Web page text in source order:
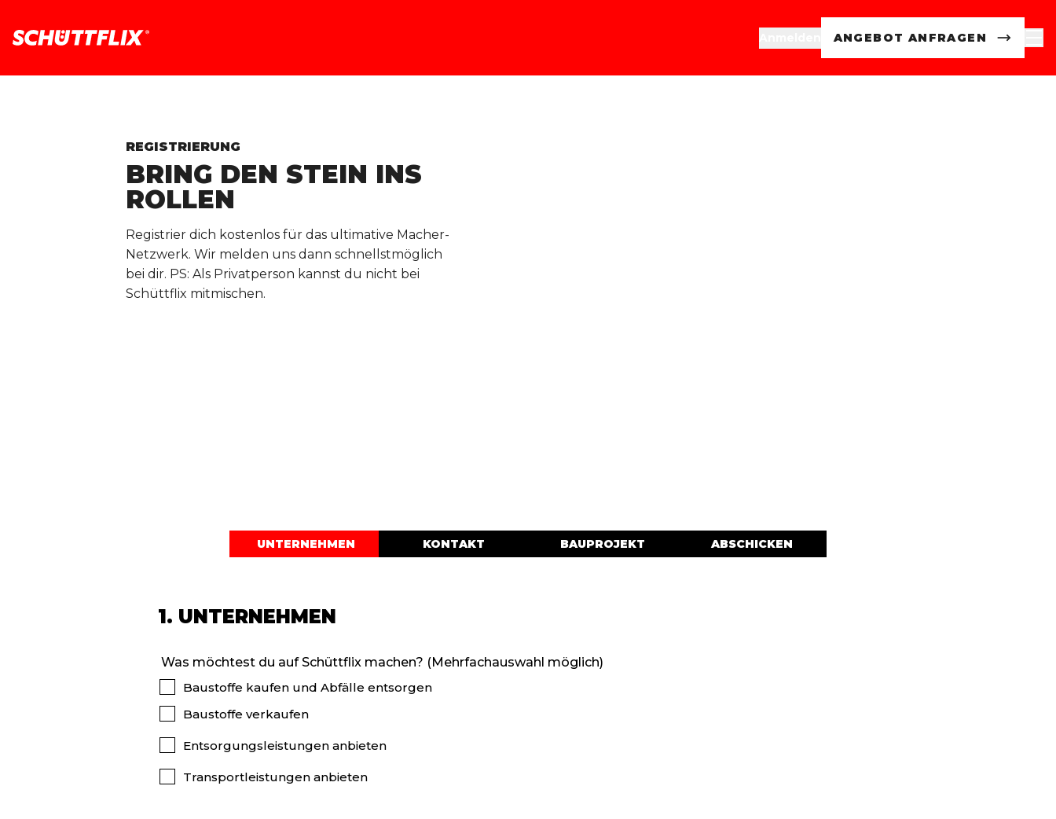
ANGEBOT ANFRAGEN
REGISTRIERUNG
BRING DEN STEIN INS
ROLLEN
Registrier dich kostenlos für das ultimative Macher-
Netzwerk. Wir melden uns dann schnellstmöglich
bei dir. PS: Als Privatperson kannst du nicht bei
Schüttflix mitmischen.